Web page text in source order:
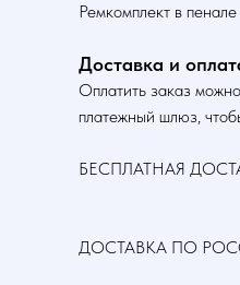
Ремкомплект в пенале
Доставка и
Оплатить заказ
платежный шлюз,
БЕСПЛАТНАЯ
ДОСТАВКА ПО